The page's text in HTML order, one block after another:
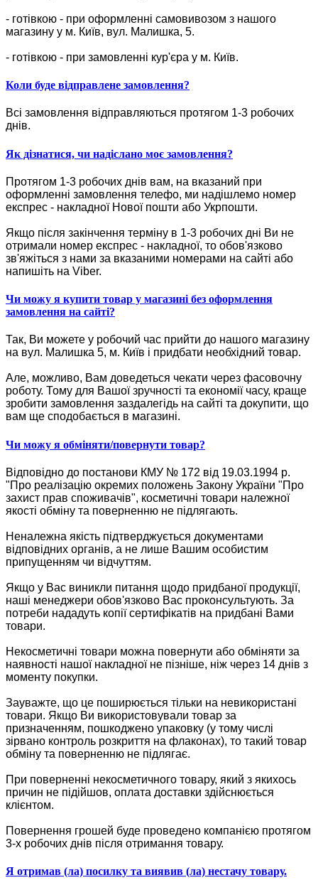
- готівкою - при оформленні самовивозом з нашого
магазину у м. Київ, вул. Малишка, 5.
- готівкою - при замовленні кур'єра у м. Київ.
Коли буде відправлене замовлення?
Всі замовлення відправляються протягом 1-3 робочих
днів.
Як дізнатися, чи надіслано моє замовлення?
Протягом 1-3 робочих днів вам, на вказаний при
оформленні замовлення телефо, ми надішлемо номер
експрес - накладної Нової пошти або Укрпошти.
Якщо після закінчення терміну в 1-3 робочих дні Ви не
отримали номер експрес - накладної, то обов'язково
зв'яжіться з нами за вказаними номерами на сайті або
напишіть на Viber.
Чи можу я купити товар у магазині без оформлення
замовлення на сайті?
Так, Ви можете у робочий час прийти до нашого магазину
на вул. Малишка 5, м. Київ і придбати необхідний товар.
Але, можливо, Вам доведеться чекати через фасовочну
роботу. Тому для Вашої зручності та економії часу, краще
зробити замовлення заздалегідь на сайті та докупити, що
вам ще сподобається в магазині.
Чи можу я обміняти/повернути товар?
Відповідно до постанови КМУ № 172 від 19.03.1994 р.
"Про реалізацію окремих положень Закону України "Про
захист прав споживачів", косметичні товари належної
якості обміну та поверненню не підлягають.
Неналежна якість підтверджується документами
відповідних органів, а не лише Вашим особистим
припущенням чи відчуттям.
Якщо у Вас виникли питання щодо придбаної продукції,
наші менеджери обов'язково Вас проконсультують. За
потреби нададуть копії сертифікатів на придбані Вами
товари.
Некосметичні товари можна повернути або обміняти за
наявності нашої накладної не пізніше, ніж через 14 днів з
моменту покупки.
Зауважте, що це поширюється тільки на невикористані
товари. Якщо Ви використовували товар за
призначенням, пошкоджено упаковку (у тому числі
зірвано контроль розкриття на флаконах), то такий товар
обміну та поверненню не підлягає.
При поверненні некосметичного товару, який з якихось
причин не підійшов, оплата доставки здійснюється
клієнтом.
Повернення грошей буде проведено компанією протягом
3-х робочих днів після отримання товару.
Я отримав (ла) посилку та виявив (ла) нестачу товару.